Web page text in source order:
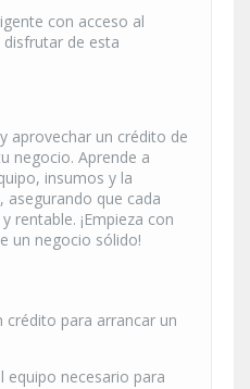
con acceso al
de esta
aprovechar un crédito de
negocio. Aprende a
insumos y la
asegurando que cada
rentable. ¡Empieza con
un negocio sólido!
crédito para arrancar un
equipo necesario para